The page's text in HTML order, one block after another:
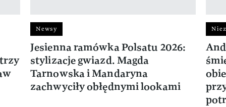
Newsy
Jesienna ramówka Polsatu 2026:
stylizacje gwiazd. Magda
Tarnowska i Mandaryna
zachwyciły obłędnymi lookami